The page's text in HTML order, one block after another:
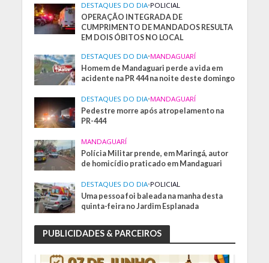
DESTAQUES DO DIA•POLICIAL
OPERAÇÃO INTEGRADA DE
CUMPRIMENTO DE MANDADOS RESULTA
EM DOIS ÓBITOS NO LOCAL
DESTAQUES DO DIA•MANDAGUARÍ
Homem de Mandaguari perde a vida em
acidente na PR 444 na noite deste domingo
DESTAQUES DO DIA•MANDAGUARÍ
Pedestre morre após atropelamento na
PR-444
MANDAGUARÍ
Polícia Militar prende, em Maringá, autor
de homicídio praticado em Mandaguari
DESTAQUES DO DIA•POLICIAL
Uma pessoa foi baleada na manha desta
quinta-feira no Jardim Esplanada
PUBLICIDADES & PARCEIROS